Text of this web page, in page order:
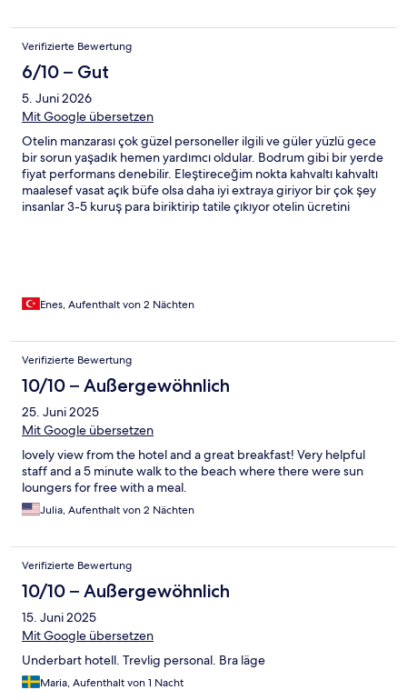
Verifizierte Bewertung
6/10 – Gut
5. Juni 2026
Mit Google übersetzen
Otelin manzarası çok güzel personeller ilgili ve güler yüzlü gece
bir sorun yaşadık hemen yardımcı oldular. Bodrum gibi bir yerde
fiyat performans denebilir. Eleştireceğim nokta kahvaltı kahvaltı
maalesef vasat açık büfe olsa daha iyi extraya giriyor bir çok şey
insanlar 3-5 kuruş para biriktirip tatile çıkıyor otelin ücretini
Enes, Aufenthalt von 2 Nächten
Verifizierte Bewertung
10/10 – Außergewöhnlich
25. Juni 2025
Mit Google übersetzen
lovely view from the hotel and a great breakfast! Very helpful
staff and a 5 minute walk to the beach where there were sun
loungers for free with a meal.
Julia, Aufenthalt von 2 Nächten
Verifizierte Bewertung
10/10 – Außergewöhnlich
15. Juni 2025
Mit Google übersetzen
Underbart hotell. Trevlig personal. Bra läge
Maria, Aufenthalt von 1 Nacht